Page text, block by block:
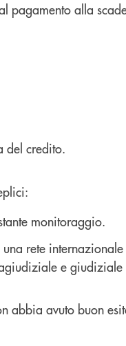
pagamento alla
del credito.
monitoraggio.
rete
e
abbia avuto buon